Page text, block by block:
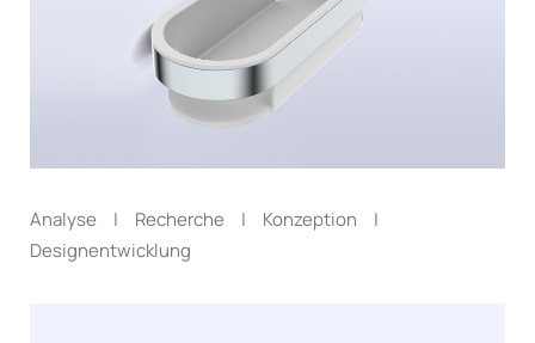
Analyse | Recherche | Konzeption |
Designentwicklung